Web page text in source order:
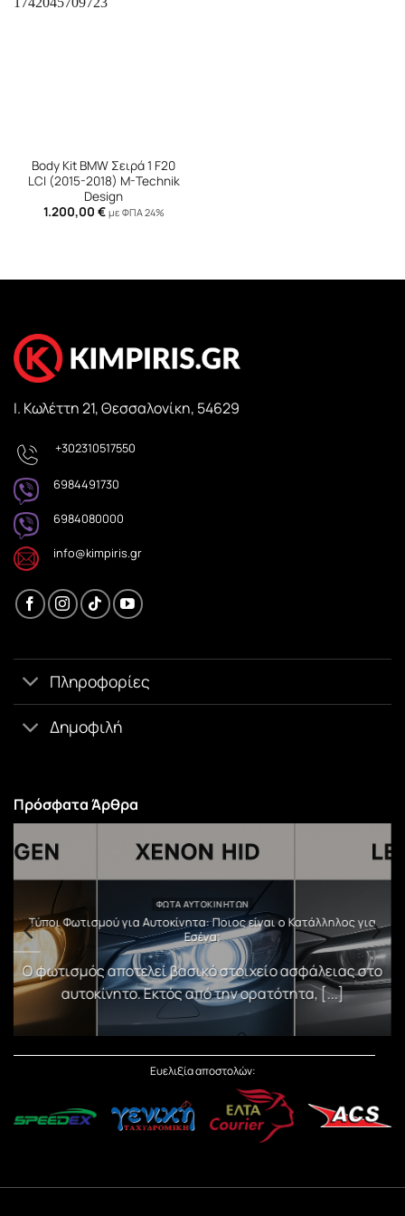
Body Kit BMW Σειρά 1 F20
LCI (2015-2018) M-Technik
Design
1.200,00 € με ΦΠΑ 24%
Ι. Κωλέττη 21, Θεσσαλονίκη, 54629
+302310517550
6984491730
6984080000
info@kimpiris.gr
Πληροφορίες
Δημοφιλή
Πρόσφατα Άρθρα
ΦΏΤΑ ΑΥΤΟΚΙΝΉΤΩΝ
Τύποι Φωτισμού για Αυτοκίνητα: Ποιος είναι ο Κατάλληλος για
Εσένα;
Ο φωτισμός αποτελεί βασικό στοιχείο ασφάλειας στο
αυτοκίνητο. Εκτός από την ορατότητα, [...]
Ευελιξία αποστολών: